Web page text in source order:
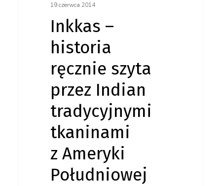
19 czerwca 2014
Inkkas –
historia
ręcznie szyta
przez Indian
tradycyjnymi
tkaninami
z Ameryki
Południowej